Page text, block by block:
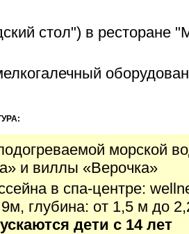
стол") в ресторане
морской
и виллы «Верочка»
в спа-центре:
глубина: от 1,5 м до
дети с 14 лет